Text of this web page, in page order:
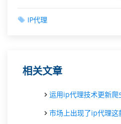
IP代理
相关文章
运用ip代理技术更新爬
市场上出现了ip代理这